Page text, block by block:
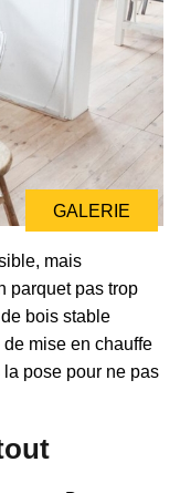
GALERIE
mais
parquet pas trop
bois stable
mise en chauffe
pose pour ne pas